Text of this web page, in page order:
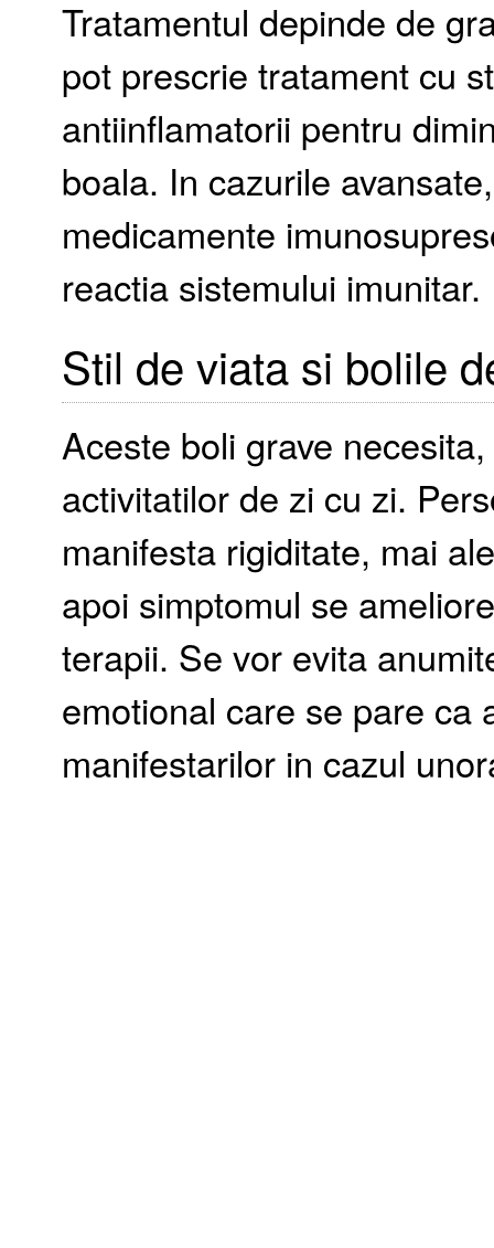
Tratamentul depinde de
pot prescrie tratament cu
antiinflamatorii pentru
boala. In cazurile
medicamente
reactia sistemului imunitar.
Stil de viata si bolile
Aceste boli grave
activitatilor de zi cu zi.
manifesta rigiditate, mai
apoi simptomul se
terapii. Se vor evita
emotional care se pare ca
manifestarilor in cazul